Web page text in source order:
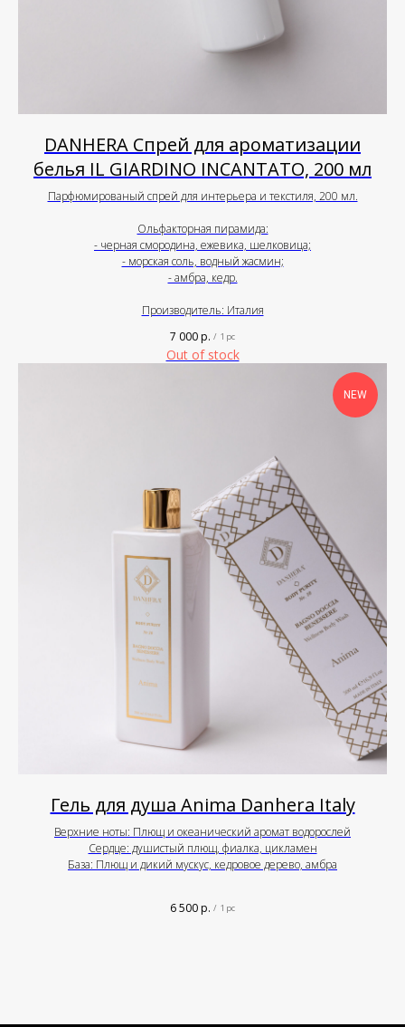
DANHERA Спрей для ароматизации
белья IL GIARDINO INCANTATO, 200 мл
Парфюмированый спрей для интерьера и текстиля, 200 мл.
Ольфакторная пирамида:
- черная смородина, ежевика, шелковица;
- морская соль, водный жасмин;
- амбра, кедр.
Производитель: Италия
7 000р. / 1 pc
Out of stock
NEW
Гель для душа Anima Danhera Italy
Верхние ноты: Плющ и океанический аромат водорослей
Сердце: душистый плющ, фиалка, цикламен
База: Плющ и дикий мускус, кедровое дерево, амбра
6 500р. / 1 pc